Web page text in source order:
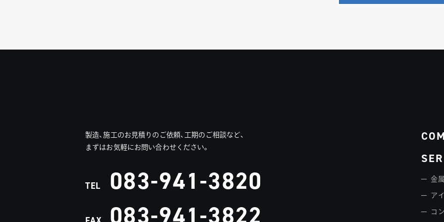
製造、施工のお見積りのご依頼、工期のご相談など、
まずはお気軽にお問い合わせください。
TEL 083-941-3820
083-941-3822
金
ア
コ